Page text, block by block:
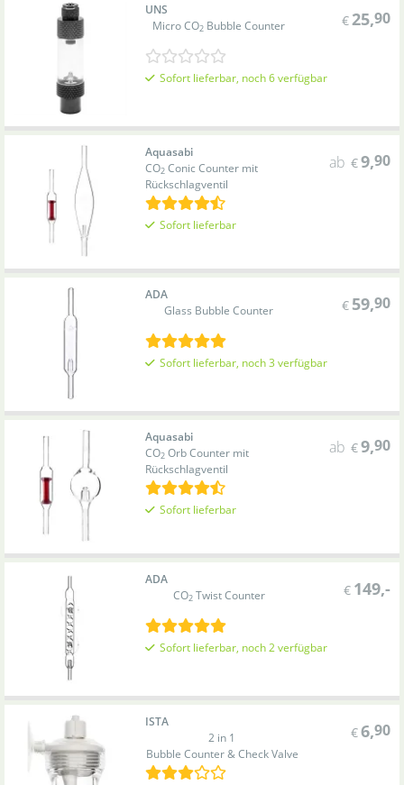
UNS
Micro CO2 Bubble Counter €25,90
Sofort lieferbar, noch 6 verfügbar
Aquasabi
CO2Conic Counter mit
Rückschlagventil
ab €9,90
Sofort lieferbar
ADA
Glass Bubble Counter
€ 59,90
Sofort lieferbar, noch 3 verfügbar
Aquasabi
CO2Orb Counter mit
Rückschlagventil
ab €9,90
Sofort lieferbar
ADA
CO2 Twist Counter € 149,-
Sofort lieferbar, noch 2 verfügbar
ISTA
2 in 1
Bubble Counter & Check Valve
€6,90